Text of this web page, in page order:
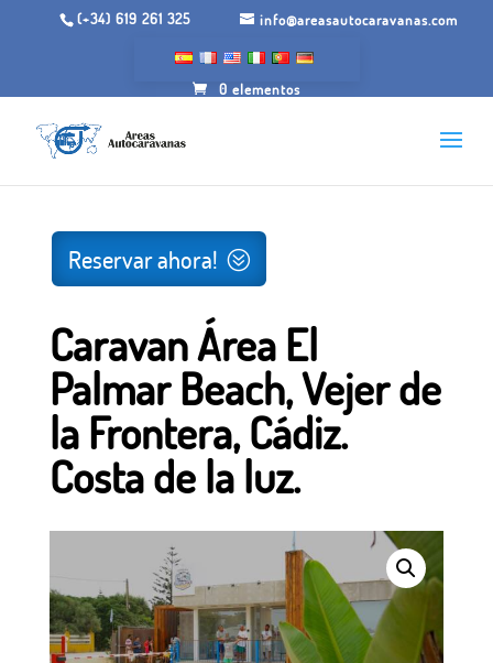
(+34) 619 261 325 info@areasautocaravanas.com
0 elementos
Palmar Beach, Vejer de la Frontera, Cádiz. Costa de la luz.
Reservar ahora!
Caravan Área El
Palmar Beach, Vejer de
la Frontera, Cádiz.
Costa de la luz.